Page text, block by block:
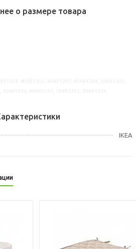
о размере товара
IKEA